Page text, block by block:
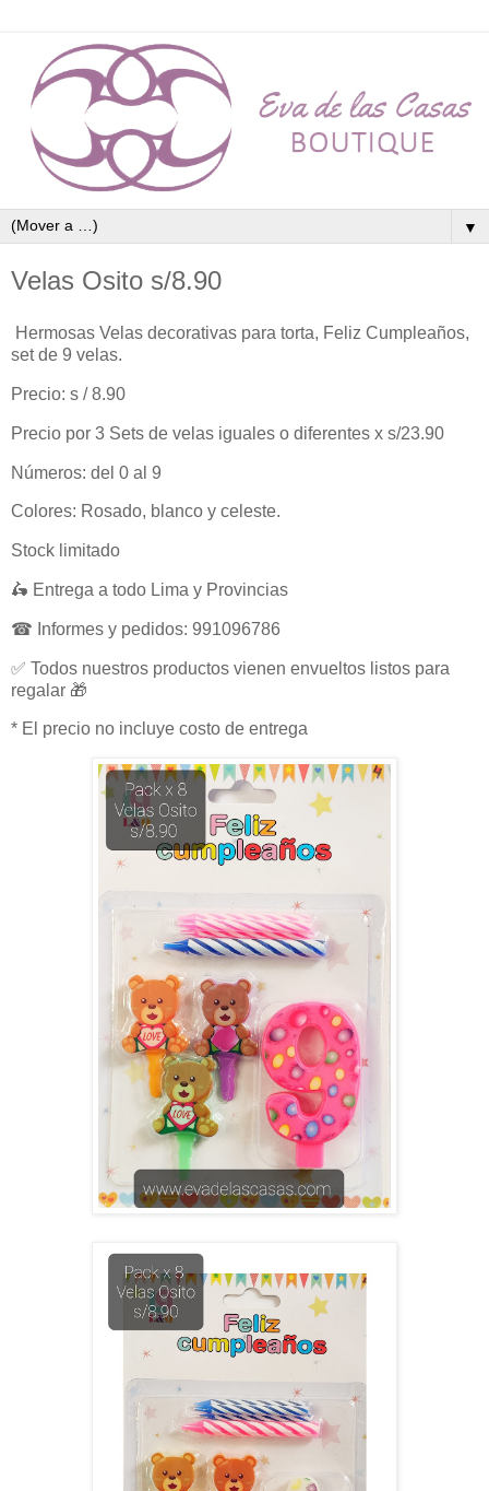
▼
Velas Osito s/8.90
Hermosas Velas decorativas para torta, Feliz Cumpleaños,
set de 9 velas.
Precio: s / 8.90
Precio por 3 Sets de velas iguales o diferentes x s/23.90
Números: del 0 al 9
Colores: Rosado, blanco y celeste.
Stock limitado
🛵 Entrega a todo Lima y Provincias
☎ Informes y pedidos: 991096786
✅ Todos nuestros productos vienen envueltos listos para
regalar 🎁
* El precio no incluye costo de entrega